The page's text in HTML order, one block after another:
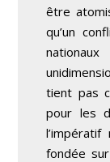
être
qu’un
tient pas
pour les
fondée